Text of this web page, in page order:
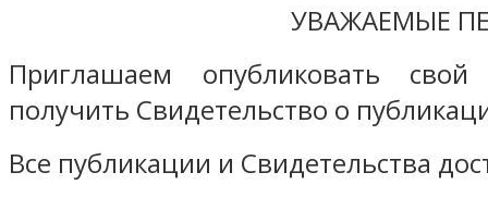
УВАЖАЕМЫЕ
Приглашаем опубликовать
получить Свидетельство о
Все публикации и Свидетельства